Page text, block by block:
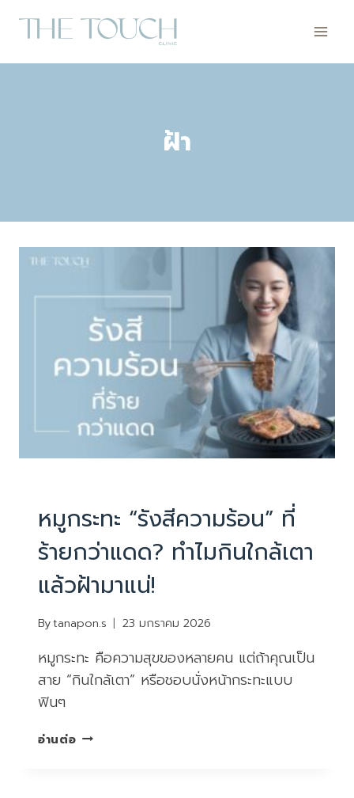
ฝ้า
หมูกระทะ “รังสีความร้อน” ที่
ร้ายกว่าแดด? ทำไมกินใกล้เตา
แล้วฝ้ามาแน่!
Bytanapon.s 23 มกราคม 2026
หมูกระทะ คือความสุขของหลายคน แต่ถ้าคุณเป็น
สาย “กินใกล้เตา” หรือชอบนั่งหน้ากระทะแบบ
ฟินๆ
อ่านต่อหมู